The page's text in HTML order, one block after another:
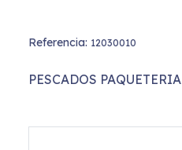
Referencia: 12030010
PESCADOS PAQUETERIA